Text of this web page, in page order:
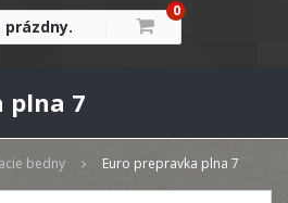
prázdny.
0
plna 7
bedny Euro prepravka plna 7